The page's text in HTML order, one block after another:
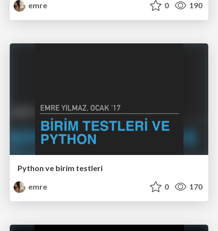
emre
0 190
Python ve birim testleri
emre
0 170